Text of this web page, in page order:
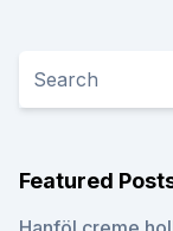
Featured